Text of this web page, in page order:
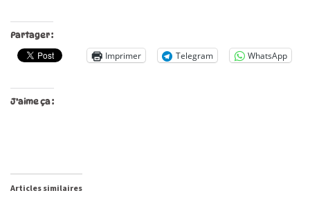
Partager :
Imprimer Telegram WhatsApp
J’aime ça :
Articles similaires